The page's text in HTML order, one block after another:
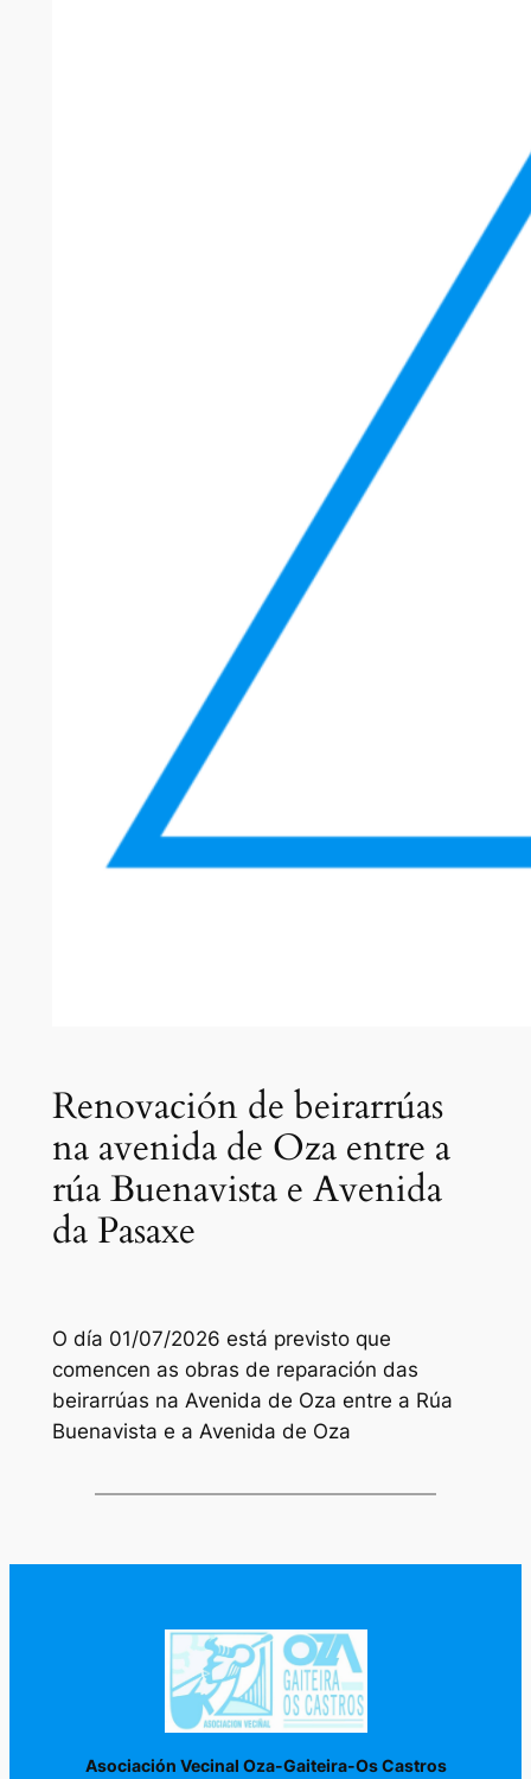
Renovación de beirarrúas
na avenida de Oza entre a
rúa Buenavista e Avenida
da Pasaxe
O día 01/07/2026 está previsto que
comencen as obras de reparación das
beirarrúas na Avenida de Oza entre a Rúa
Buenavista e a Avenida de Oza
Asociación Vecinal Oza-Gaiteira-Os Castros